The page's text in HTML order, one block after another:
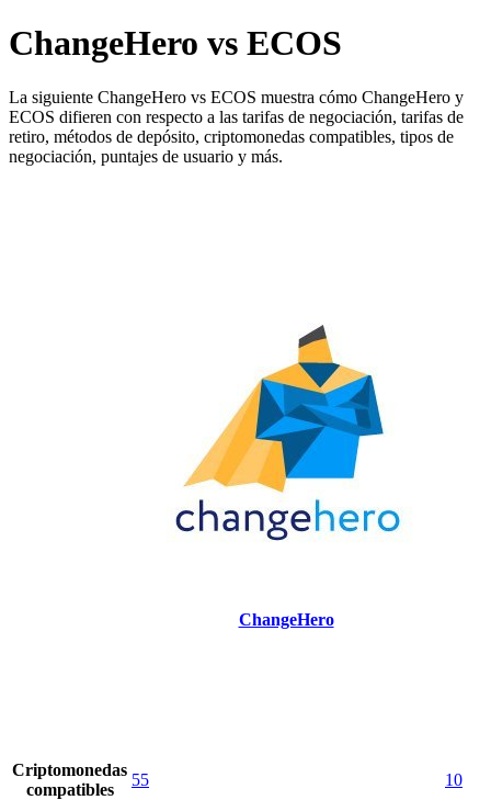
ChangeHero vs ECOS
La siguiente ChangeHero vs ECOS muestra cómo ChangeHero y
ECOS difieren con respecto a las tarifas de negociación, tarifas de
retiro, métodos de depósito, criptomonedas compatibles, tipos de
negociación, puntajes de usuario y más.
ChangeHero
Criptomonedas
compatibles
55
10